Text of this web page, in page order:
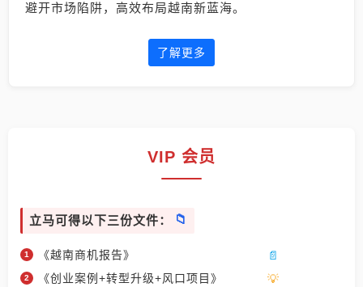
避开市场陷阱，高效布局越南新蓝海。
了解更多
VIP 会员
立马可得以下三份文件：
《越南商机报告》
《创业案例+转型升级+风口项目》